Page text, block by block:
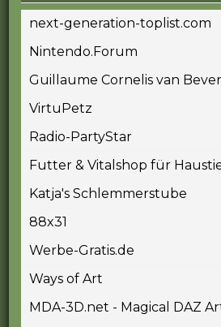
next-generation-toplist.com
Nintendo.Forum
Guillaume Cornelis van
VirtuPetz
Radio-PartyStar
Futter & Vitalshop für
Katja's Schlemmerstube
88x31
Werbe-Gratis.de
Ways of Art
MDA-3D.net - Magical DAZ